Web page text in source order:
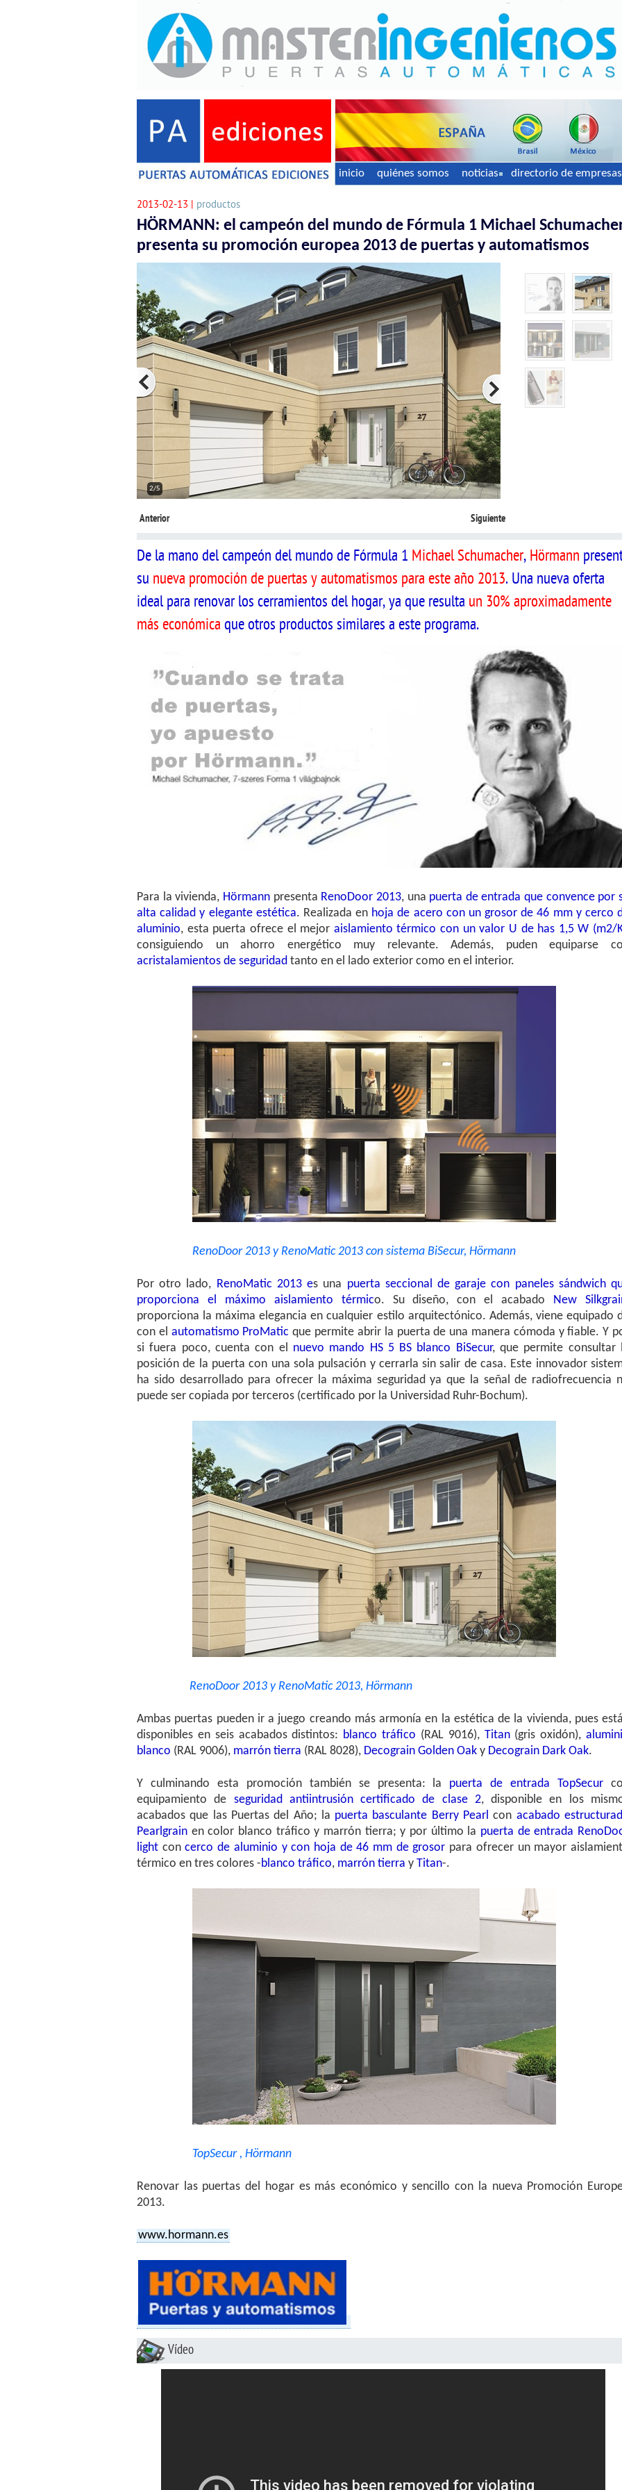
inicio quiénes somos noticias directorio de empresas
2013-02-13 | productos
HÖRMANN: el campeón del mundo de Fórmula 1 Michael
presenta su promoción europea 2013 de puertas y automatismos
2/5
Anterior Siguiente
De la mano del campeón del mundo de Fórmula 1 Michael Schumacher, Hörmann
su nueva promoción de puertas y automatismos para este año 2013. Una nueva oferta
ideal para renovar los cerramientos del hogar, ya que resulta un 30% aproximadamente
más económica que otros productos similares a este programa.
Para la vivienda, Hörmannpresenta RenoDoor 2013, una puerta de entrada que convence por
alta calidad y elegante estética. Realizada en hoja de acero con un grosor de 46 mm y cerco
aluminio, esta puerta ofrece el mejor aislamiento térmico con un valor U de has 1,5 W (m2/
consiguiendo un ahorro energético muy relevante. Además, puden equiparse
acristalamientos de seguridad tanto en el lado exterior como en el interior.
RenoDoor 2013 y RenoMatic 2013 con sistema BiSecur, Hörmann
Por otro lado, RenoMatic 2013 es una puerta seccional de garaje con paneles sándwich
proporciona el máximo aislamiento térmico. Su diseño, con el acabado New
proporciona la máxima elegancia en cualquier estilo arquitectónico. Además, viene equipado
con el automatismo ProMatic que permite abrir la puerta de una manera cómoda y fiable. Y
si fuera poco, cuenta con el nuevo mando HS 5 BS blanco BiSecur, que permite consultar
posición de la puerta con una sola pulsación y cerrarla sin salir de casa. Este innovador
ha sido desarrollado para ofrecer la máxima seguridad ya que la señal de radiofrecuencia
puede ser copiada por terceros (certificado por la Universidad Ruhr-Bochum).
RenoDoor 2013 y RenoMatic 2013, Hörmann
Ambas puertas pueden ir a juego creando más armonía en la estética de la vivienda, pues
disponibles en seis acabados distintos: blanco tráfico (RAL 9016), Titan(gris oxidón),
blanco (RAL 9006), marrón tierra (RAL 8028), Decograin Golden Oak y Decograin Dark Oak.
Y culminando esta promoción también se presenta: la puerta de entrada TopSecur
equipamiento de seguridad antiintrusión certificado de clase 2, disponible en los
acabados que las Puertas del Año; la puerta basculante Berry Pearl con acabado
Pearlgrain en color blanco tráfico y marrón tierra; y por último la puerta de entrada
light concerco de aluminio y con hoja de 46 mm de grosor para ofrecer un mayor
térmico en tres colores -blanco tráfico, marrón tierra y Titan-.
TopSecur , Hörmann
Renovar las puertas del hogar es más económico y sencillo con la nueva Promoción
2013.
www.hormann.es
Vídeo